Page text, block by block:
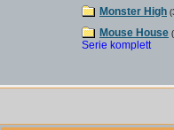
Monster High
Mouse House
Serie komplett